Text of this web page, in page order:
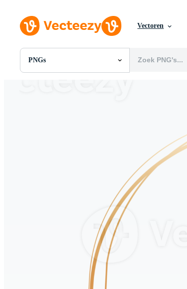
Vectoren
PNGs
Alle Afbeeldingen